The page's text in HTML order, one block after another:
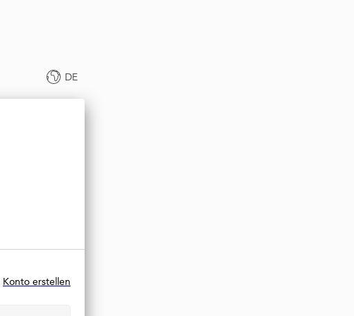
DE
Konto erstellen